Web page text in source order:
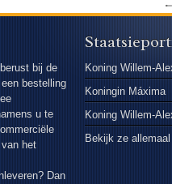
bij de
bestelling
u te
het
Dan
Koning Willem-
Koningin Máxima
Koning Willem-
Bekijk ze allemaal